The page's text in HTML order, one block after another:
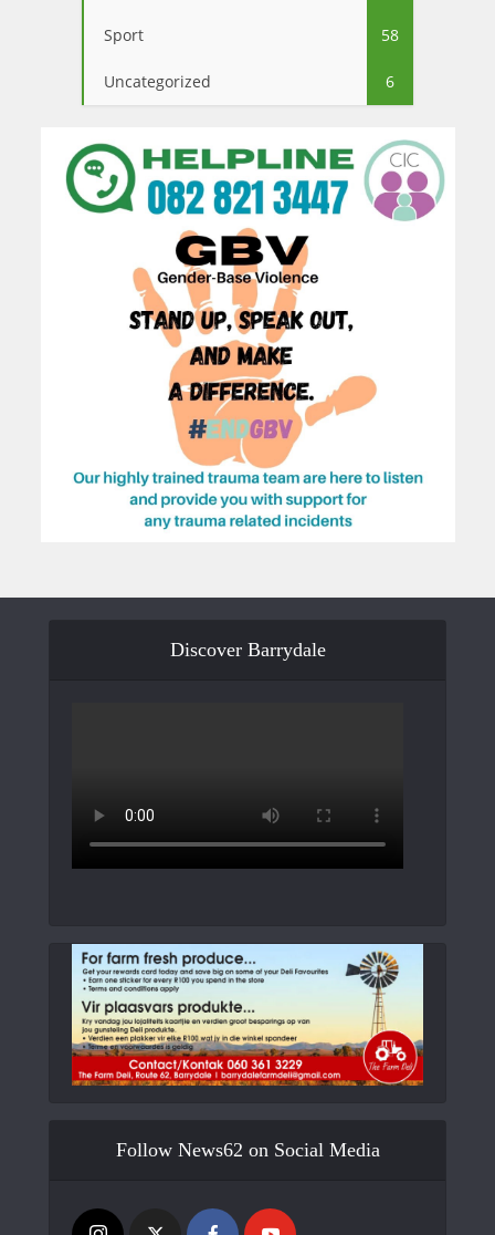
Sport 58
Uncategorized 6
Discover Barrydale
Follow News62 on Social Media